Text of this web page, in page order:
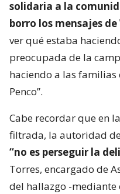
solidaria a la
borro los mensajes
ver qué estaba
preocupada de la
haciendo a las
Penco”.
Cabe recordar que en
filtrada, la autoridad
“no es perseguir la
Torres, encargado de
del hallazgo -mediante